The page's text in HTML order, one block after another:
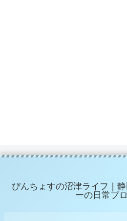
ぴんちょすの沼津ライフ｜
ーの日常ブ